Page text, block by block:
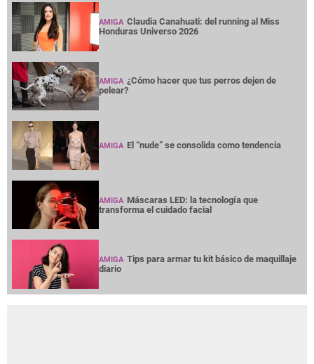
AMIGA Claudia Canahuati: del running al Miss
Honduras Universo 2026
AMIGA ¿Cómo hacer que tus perros dejen de
pelear?
AMIGA El “nude” se consolida como tendencia
AMIGA Máscaras LED: la tecnología que
transforma el cuidado facial
AMIGA Tips para armar tu kit básico de maquillaje
diario